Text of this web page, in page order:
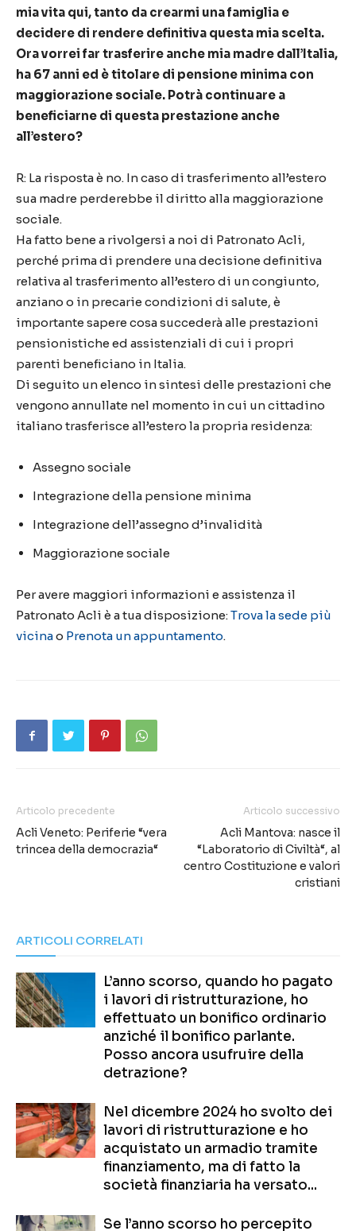
mia vita qui, tanto da crearmi una famiglia e
decidere di rendere definitiva questa mia scelta.
Ora vorrei far trasferire anche mia madre dall’Italia,
ha 67 anni ed è titolare di pensione minima con
maggiorazione sociale. Potrà continuare a
beneficiarne di questa prestazione anche
all’estero?
R: La risposta è no. In caso di trasferimento all’estero
sua madre perderebbe il diritto alla maggiorazione
sociale.
Ha fatto bene a rivolgersi a noi di Patronato Acli,
perché prima di prendere una decisione definitiva
relativa al trasferimento all’estero di un congiunto,
anziano o in precarie condizioni di salute, è
importante sapere cosa succederà alle prestazioni
pensionistiche ed assistenziali di cui i propri
parenti beneficiano in Italia.
Di seguito un elenco in sintesi delle prestazioni che
vengono annullate nel momento in cui un cittadino
italiano trasferisce all’estero la propria residenza:
Assegno sociale
Integrazione della pensione minima
Integrazione dell’assegno d’invalidità
Maggiorazione sociale
Per avere maggiori informazioni e assistenza il
Patronato Acli è a tua disposizione:Trova la sede più
vicinao Prenota un appuntamento.
Articolo precedente
Acli Veneto: Periferie “vera
trincea della democrazia“
Articolo successivo
Acli Mantova: nasce il
“Laboratorio di Civiltà“, al
centro Costituzione e valori
cristiani
ARTICOLI CORRELATI
L’anno scorso, quando ho pagato
i lavori di ristrutturazione, ho
effettuato un bonifico ordinario
anziché il bonifico parlante.
Posso ancora usufruire della
detrazione?
Nel dicembre 2024 ho svolto dei
lavori di ristrutturazione e ho
acquistato un armadio tramite
finanziamento, ma di fatto la
società finanziaria ha versato...
Se l’anno scorso ho percepito